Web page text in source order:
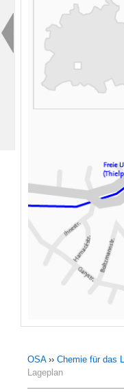
OSA›› Chemie für das
Lageplan